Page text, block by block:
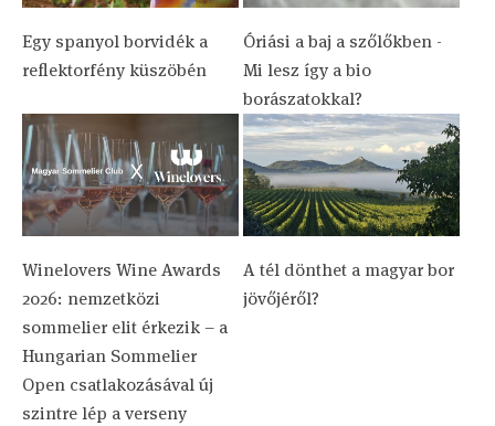
Egy spanyol borvidék a
reflektorfény küszöbén
Óriási a baj a szőlőkben -
Mi lesz így a bio
borászatokkal?
Winelovers Wine Awards
2026: nemzetközi
sommelier elit érkezik – a
Hungarian Sommelier
Open csatlakozásával új
szintre lép a verseny
A tél dönthet a magyar bor
jövőjéről?